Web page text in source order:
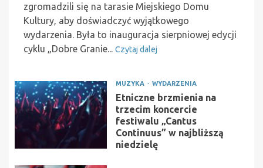
zgromadzili się na tarasie Miejskiego Domu
Kultury, aby doświadczyć wyjątkowego
wydarzenia. Była to inauguracja sierpniowej edycji
cyklu „Dobre Granie... Czytaj dalej
MUZYKA WYDARZENIA
Etniczne brzmienia na
trzecim koncercie
festiwalu „Cantus
Continuus” w najbliższą
niedzielę